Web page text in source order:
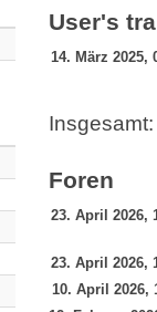
User's
14. März 2025,
Foren
23. April 2026,
23. April 2026,
10. April 2026,